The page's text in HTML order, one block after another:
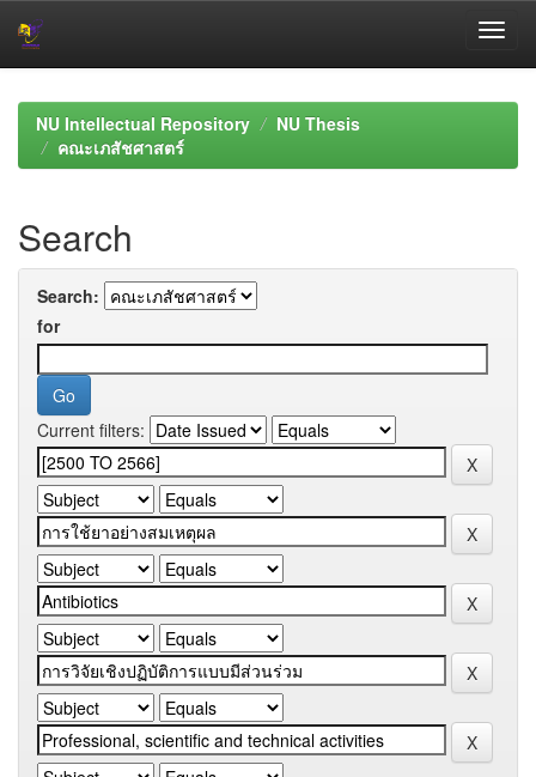
navigationNU Intellectual Repository
NU Thesis
คณะเภสัชศาสตร์
Search
Search:
for
Current filters: